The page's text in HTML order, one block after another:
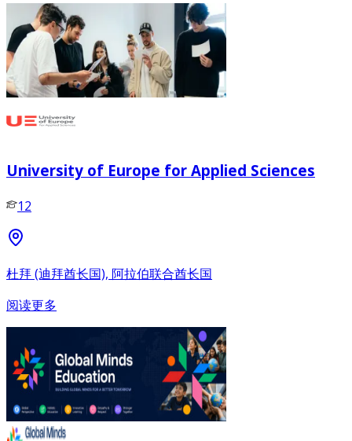
University of Europe for Applied Sciences
12
杜拜 (迪拜酋长国), 阿拉伯联合酋长国
阅读更多